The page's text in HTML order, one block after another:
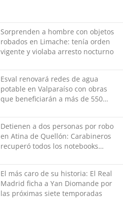
Sorprenden a hombre con objetos
robados en Limache: tenía orden
vigente y violaba arresto nocturno
Esval renovará redes de agua
potable en Valparaíso con obras
que beneficiarán a más de 550
Detienen a dos personas por robo
en Atina de Quellón: Carabineros
recuperó todos los notebooks
El más caro de su historia: El Real
Madrid ficha a Yan Diomande por
las próximas siete temporadas